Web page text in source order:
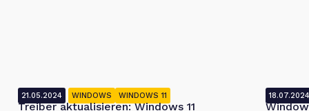
21.05.2024 WINDOWS WINDOWS 11
Treiber aktualisieren: Windows 11